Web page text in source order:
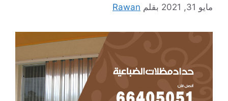
مايو 31, 2021 بقلم Rawan